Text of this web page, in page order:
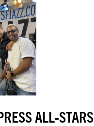
ALL-STARS